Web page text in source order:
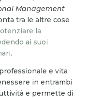
Management
tra le altre cose
la
ai suoi
.
e vita
in entrambi
e permette di